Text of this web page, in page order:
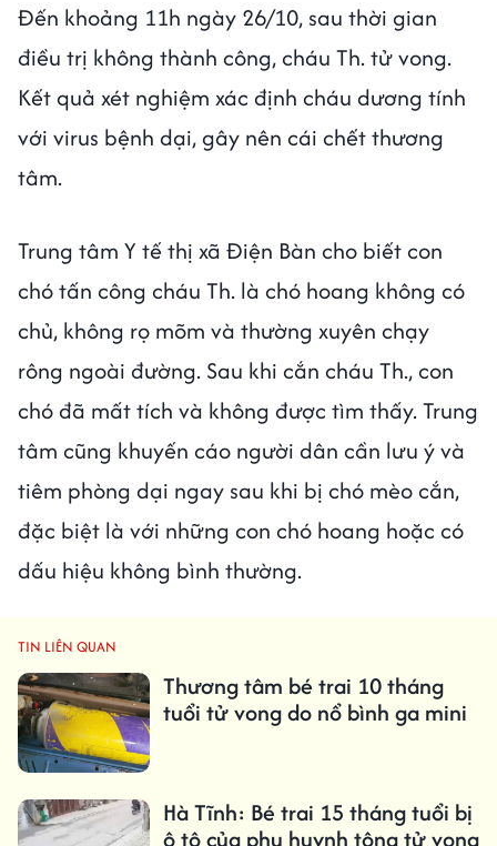
Đến khoảng 11h ngày 26/10, sau thời gian
điều trị không thành công, cháu Th. tử vong.
Kết quả xét nghiệm xác định cháu dương tính
với virus bệnh dại, gây nên cái chết thương
tâm.
Trung tâm Y tế thị xã Điện Bàn cho biết con
chó tấn công cháu Th. là chó hoang không có
chủ, không rọ mõm và thường xuyên chạy
rông ngoài đường. Sau khi cắn cháu Th., con
chó đã mất tích và không được tìm thấy. Trung
tâm cũng khuyến cáo người dân cần lưu ý và
tiêm phòng dại ngay sau khi bị chó mèo cắn,
đặc biệt là với những con chó hoang hoặc có
dấu hiệu không bình thường.
TIN LIÊN QUAN
Thương tâm bé trai 10 tháng
tuổi tử vong do nổ bình ga mini
Hà Tĩnh: Bé trai 15 tháng tuổi bị
ô tô của phụ huynh tông tử vong